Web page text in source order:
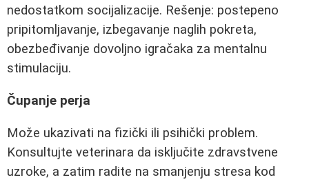
nedostatkom socijalizacije. Rešenje: postepeno
pripitomljavanje, izbegavanje naglih pokreta,
obezbeđivanje dovoljno igračaka za mentalnu
stimulaciju.
Čupanje perja
Može ukazivati na fizički ili psihički problem.
Konsultujte veterinara da isključite zdravstvene
uzroke, a zatim radite na smanjenju stresa kod